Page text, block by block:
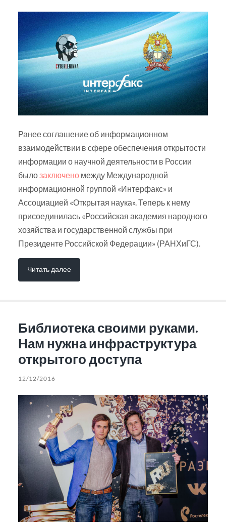
Ранее соглашение об информационном
взаимодействии в сфере обеспечения открытости
информации о научной деятельности в России
былозаключеномежду Международной
информационной группой «Интерфакс» и
Ассоциацией «Открытая наука». Теперь к нему
присоединилась «Российская академия народного
хозяйства и государственной службы при
Президенте Российской Федерации» (РАНХиГС).
Читать далее
Библиотека своими руками.
Нам нужна инфраструктура
открытого доступа
12/12/2016